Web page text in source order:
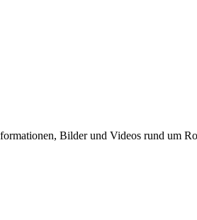
Bilder und Videos rund um